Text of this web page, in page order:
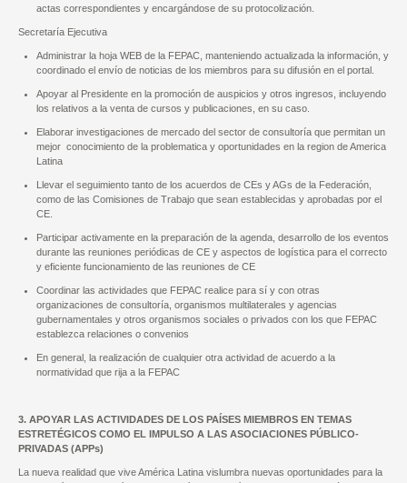
actas correspondientes y encargándose de su protocolización.
Secretaría Ejecutiva
Administrar la hoja WEB de la FEPAC, manteniendo actualizada la información, y
coordinado el envío de noticias de los miembros para su difusión en el portal.
Apoyar al Presidente en la promoción de auspicios y otros ingresos, incluyendo
los relativos a la venta de cursos y publicaciones, en su caso.
Elaborar investigaciones de mercado del sector de consultoría que permitan un
mejor conocimiento de la problematica y oportunidades en la region de America
Latina
Llevar el seguimiento tanto de los acuerdos de CEs y AGs de la Federación,
como de las Comisiones de Trabajo que sean establecidas y aprobadas por el
CE.
Participar activamente en la preparación de la agenda, desarrollo de los eventos
durante las reuniones periódicas de CE y aspectos de logística para el correcto
y eficiente funcionamiento de las reuniones de CE
Coordinar las actividades que FEPAC realice para sí y con otras
organizaciones de consultoría, organismos multilaterales y agencias
gubernamentales y otros organismos sociales o privados con los que FEPAC
establezca relaciones o convenios
En general, la realización de cualquier otra actividad de acuerdo a la
normatividad que rija a la FEPAC
3. APOYAR LAS ACTIVIDADES DE LOS PAÍSES MIEMBROS EN TEMAS
ESTRETÉGICOS COMO EL IMPULSO A LAS ASOCIACIONES PÚBLICO-
PRIVADAS (APPs)
La nueva realidad que vive América Latina vislumbra nuevas oportunidades para la